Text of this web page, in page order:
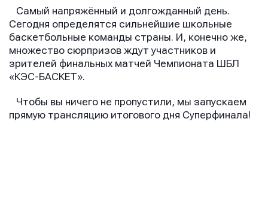
Самый напряжённый и долгожданный день.
Сегодня определятся сильнейшие школьные
баскетбольные команды страны. И, конечно же,
множество сюрпризов ждут участников и
зрителей финальных матчей Чемпионата ШБЛ
«КЭС-БАСКЕТ».
Чтобы вы ничего не пропустили, мы запускаем
прямую трансляцию итогового дня Суперфинала!